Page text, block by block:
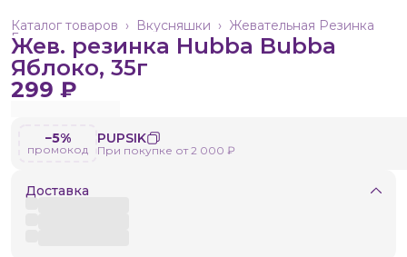
Жевательная Резинка
Вкусняшки ›
Каталог товаров ›
Главная
Жев. резинка Hubba Bubba
Яблоко, 35г
299 ₽
−5%
промокод
PUPSIK
При покупке от 2 000 ₽
Доставка